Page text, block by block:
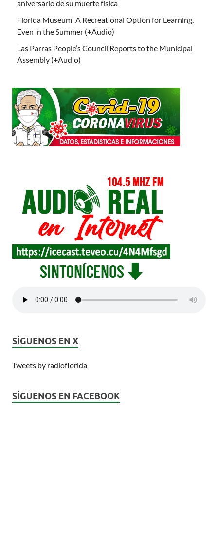
aniversario de su muerte física
Florida Museum: A Recreational Option for Learning,
Even in the Summer (+Audio)
Las Parras People’s Council Reports to the Municipal
Assembly (+Audio)
SÍGUENOS EN X
Tweets by radioflorida
SÍGUENOS EN FACEBOOK